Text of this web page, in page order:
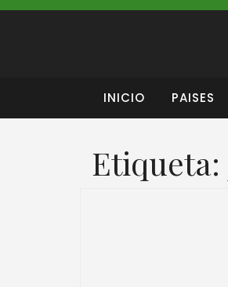
INICIO PAISES
Etiqueta: